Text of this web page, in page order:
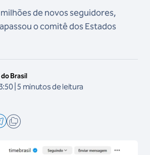
de novos seguidores,
o comitê dos Estados
Brasil
| 5 minutos de leitura